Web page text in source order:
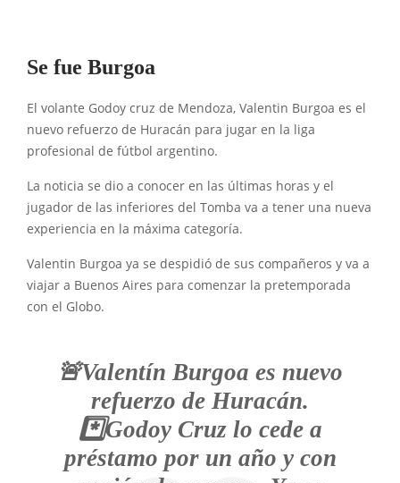
Se fue Burgoa
El volante Godoy cruz de Mendoza, Valentin Burgoa es el
nuevo refuerzo de Huracán para jugar en la liga
profesional de fútbol argentino.
La noticia se dio a conocer en las últimas horas y el
jugador de las inferiores del Tomba va a tener una nueva
experiencia en la máxima categoría.
Valentin Burgoa ya se despidió de sus compañeros y va a
viajar a Buenos Aires para comenzar la pretemporada
con el Globo.
🚨Valentín Burgoa es nuevo
refuerzo de Huracán.
*️⃣Godoy Cruz lo cede a
préstamo por un año y con